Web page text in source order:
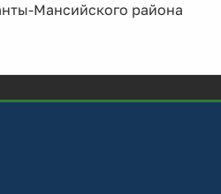
Мансийского района